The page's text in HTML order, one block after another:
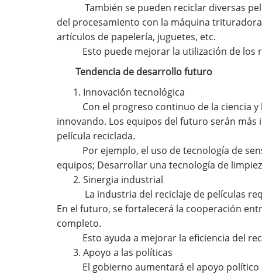
También se pueden reciclar diversas
del procesamiento con la máquina
artículos de papelería, juguetes, etc.
Esto puede mejorar la utilización de los
Tendencia de desarrollo futuro
1. Innovación tecnológica
Con el progreso continuo de la ciencia
innovando. Los equipos del futuro serán
película reciclada.
Por ejemplo, el uso de tecnología de
equipos; Desarrollar una tecnología de
2. Sinergia industrial
La industria del reciclaje de películas
En el futuro, se fortalecerá la cooperación
completo.
Esto ayuda a mejorar la eficiencia del
3. Apoyo a las políticas
El gobierno aumentará el apoyo